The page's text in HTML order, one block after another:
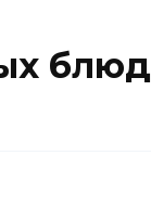
блюд